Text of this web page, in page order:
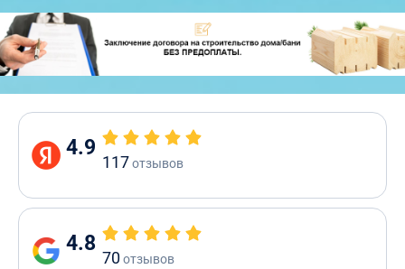
4.9
117отзывов
4.8
70отзывов